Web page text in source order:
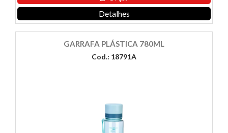
Detalhes
GARRAFA PLÁSTICA 780ML
Cod.: 18791A